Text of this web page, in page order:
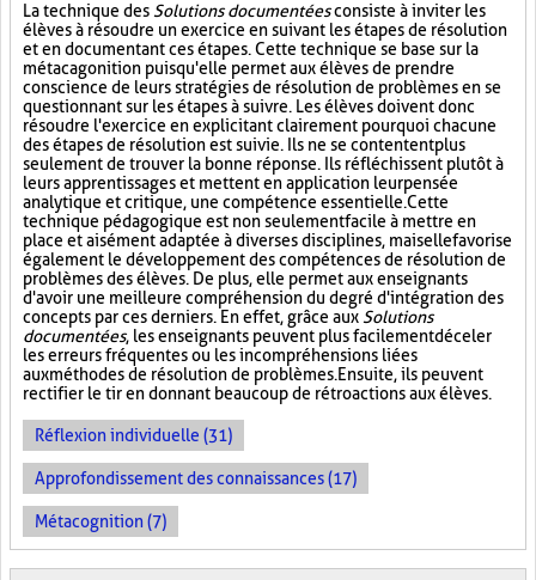
La technique des Solutions documentéesconsiste à inviter les
élèves à résoudre un exercice en suivant les étapes de résolution
et en documentant ces étapes. Cette technique se base sur la
métacagonition puisqu'elle permet aux élèves de prendre
conscience de leurs stratégies de résolution de problèmes en se
questionnant sur les étapes à suivre. Les élèves doivent donc
résoudre l'exercice en explicitant clairement pourquoi chacune
des étapes de résolution est suivie. Ils ne se contentent plus
seulement de trouver la bonne réponse. Ils réfléchissent plutôt à
leurs apprentissages et mettent en application leur pensée
analytique et critique, une compétence essentielle. Cette
technique pédagogique est non seulement facile à mettre en
place et aisément adaptée à diverses disciplines, mais elle favorise
également le développement des compétences de résolution de
problèmes des élèves. De plus, elle permet aux enseignants
d'avoir une meilleure compréhension du degré d'intégration des
concepts par ces derniers. En effet, grâce aux Solutions
documentées, les enseignants peuvent plus facilement déceler
les erreurs fréquentes ou les incompréhensions liées
aux méthodes de résolution de problèmes. Ensuite, ils peuvent
rectifier le tir en donnant beaucoup de rétroactions aux élèves.
Réflexion individuelle (31)
Approfondissement des connaissances (17)
Métacognition (7)